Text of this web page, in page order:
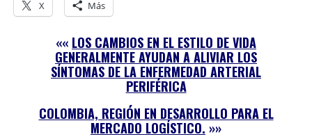
X Más
«« LOS CAMBIOS EN EL ESTILO DE VIDA
GENERALMENTE AYUDAN A ALIVIAR LOS
SÍNTOMAS DE LA ENFERMEDAD ARTERIAL
PERIFÉRICA
COLOMBIA, REGIÓN EN DESARROLLO PARA EL
MERCADO LOGÍSTICO. »»